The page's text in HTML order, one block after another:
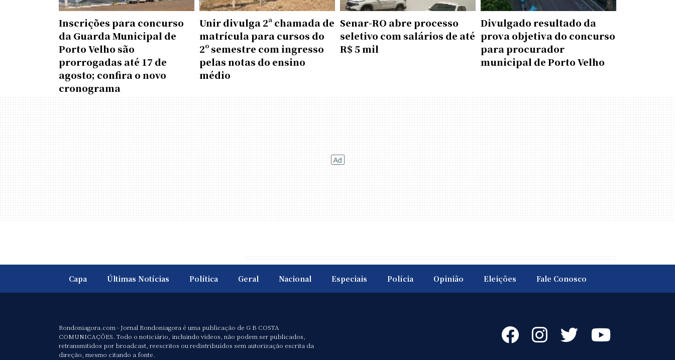
Inscrições para concurso
da Guarda Municipal de
Porto Velho são
prorrogadas até 17 de
agosto; confira o novo
cronograma
Unir divulga 2ª chamada de
matrícula para cursos do
2º semestre com ingresso
pelas notas do ensino
médio
Senar-RO abre processo
seletivo com salários de até
R$ 5 mil
Divulgado resultado da
prova objetiva do concurso
para procurador
municipal de Porto Velho
Capa Últimas Notícias Política Geral Nacional Especiais Polícia Opinião Eleições Fale Conosco
Rondoniagora.com - Jornal Rondoniagora é uma publicação de G B COSTA
COMUNICAÇÕES. Todo o noticiário, incluindo vídeos, não podem ser publicados,
retransmitidos por broadcast, reescritos ou redistribuídos sem autorização escrita da
direção, mesmo citando a fonte.